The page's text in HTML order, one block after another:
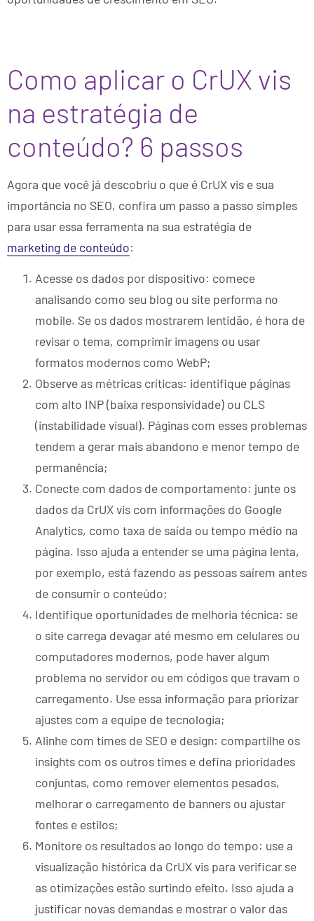
Como aplicar o CrUX vis
na estratégia de
conteúdo? 6 passos
Agora que você já descobriu o que é CrUX vis e sua
importância no SEO, confira um passo a passo simples
para usar essa ferramenta na sua estratégia de
marketing de conteúdo:
Acesse os dados por dispositivo: comece
analisando como seu blog ou site performa no
mobile. Se os dados mostrarem lentidão, é hora de
revisar o tema, comprimir imagens ou usar
formatos modernos como WebP;
Observe as métricas críticas: identifique páginas
com alto INP (baixa responsividade) ou CLS
(instabilidade visual). Páginas com esses problemas
tendem a gerar mais abandono e menor tempo de
permanência;
Conecte com dados de comportamento: junte os
dados da CrUX vis com informações do Google
Analytics, como taxa de saída ou tempo médio na
página. Isso ajuda a entender se uma página lenta,
por exemplo, está fazendo as pessoas saírem antes
de consumir o conteúdo;
Identifique oportunidades de melhoria técnica: se
o site carrega devagar até mesmo em celulares ou
computadores modernos, pode haver algum
problema no servidor ou em códigos que travam o
carregamento. Use essa informação para priorizar
ajustes com a equipe de tecnologia;
Alinhe com times de SEO e design: compartilhe os
insights com os outros times e defina prioridades
conjuntas, como remover elementos pesados,
melhorar o carregamento de banners ou ajustar
fontes e estilos;
Monitore os resultados ao longo do tempo: use a
visualização histórica da CrUX vis para verificar se
as otimizações estão surtindo efeito. Isso ajuda a
justificar novas demandas e mostrar o valor das